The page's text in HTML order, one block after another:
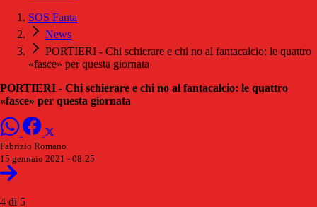
SOS Fanta
News
PORTIERI - Chi schierare e chi no al fantacalcio: le quattro
«fasce» per questa giornata
PORTIERI - Chi schierare e chi no al fantacalcio: le quattro
«fasce» per questa giornata
Fabrizio Romano
15 gennaio 2021 - 08:25
4 di 5